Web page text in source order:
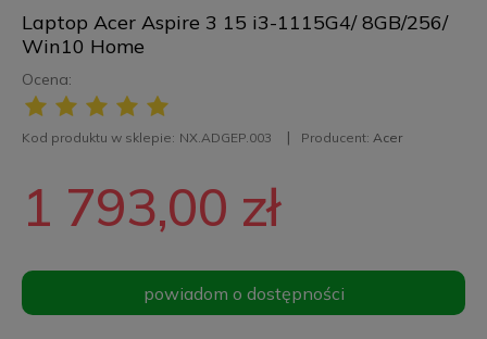
Laptop Acer Aspire 3 15 i3-1115G4/ 8GB/256/
Win10 Home
Ocena:
Kod produktu w sklepie: NX.ADGEP.003 Producent: Acer
1 793,00 zł
powiadom o dostępności